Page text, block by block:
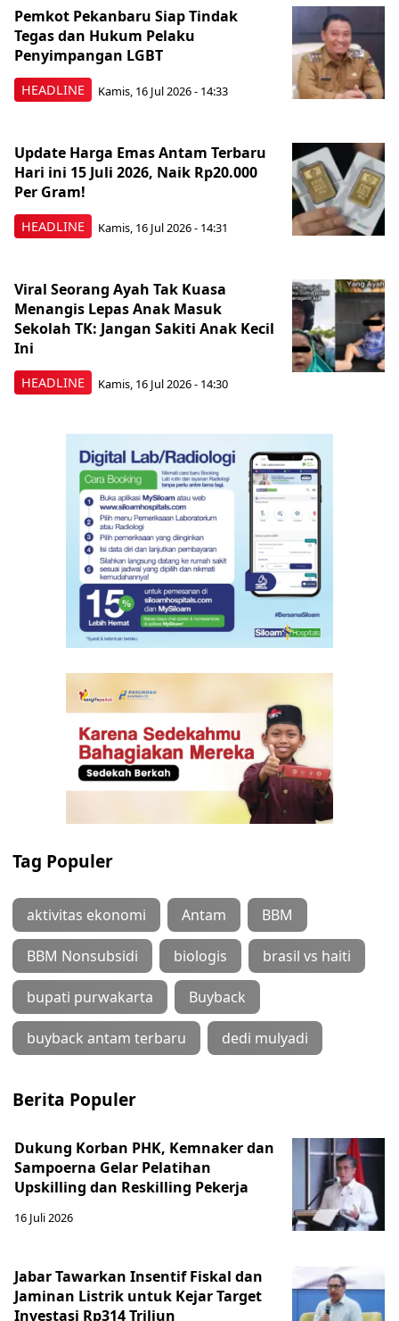
HEADLINE
Pemkot Pekanbaru Siap Tindak
Tegas dan Hukum Pelaku
Penyimpangan LGBT
Kamis, 16 Jul 2026 - 14:33
HEADLINE
Update Harga Emas Antam Terbaru
Hari ini 15 Juli 2026, Naik Rp20.000
Per Gram!
Kamis, 16 Jul 2026 - 14:31
HEADLINE
Viral Seorang Ayah Tak Kuasa
Menangis Lepas Anak Masuk
Sekolah TK: Jangan Sakiti Anak Kecil
Ini
Kamis, 16 Jul 2026 - 14:30
Tag Populer
aktivitas ekonomi Antam BBM
BBM Nonsubsidi biologis brasil vs haiti
bupati purwakarta Buyback
buyback antam terbaru dedi mulyadi
Berita Populer
Dukung Korban PHK, Kemnaker dan
Sampoerna Gelar Pelatihan
Upskilling dan Reskilling Pekerja
16 Juli 2026
Jabar Tawarkan Insentif Fiskal dan
Jaminan Listrik untuk Kejar Target
Investasi Rp314 Triliun